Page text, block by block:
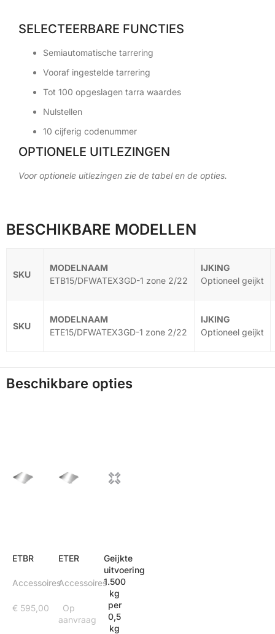
SELECTEERBARE FUNCTIES
Semiautomatische tarrering
Vooraf ingestelde tarrering
Tot 100 opgeslagen tarra waardes
Nulstellen
10 cijferig codenummer
OPTIONELE UITLEZINGEN
Voor optionele uitlezingen zie de tabel en de opties.
BESCHIKBARE MODELLEN
ETB15/DFWATEX3GD-1 zone 2/22 Optioneel geijkt
ETE15/DFWATEX3GD-1 zone 2/22 Optioneel geijkt
Beschikbare opties
ETBR
Accessoires
€ 595,00
ETER
Accessoires
Op
aanvraag
Geijkte
uitvoering
1.500
kg
per
0,5
kg